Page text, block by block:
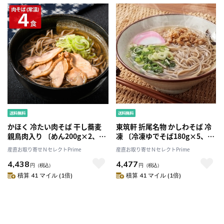
かほく 冷たい肉そば 干し蕎麦
親鳥肉入り 〔めん200g×2、た
れ180g×4〕
産直お取り寄せＮセレクトPrime
4,438 円 （税込）
積算 41 マイル (1倍)
東筑軒 折尾名物 かしわそば 冷
凍 〔冷凍ゆでそば180g×5、か
しわ肉20g×5、だし25ml×5〕
産直お取り寄せＮセレクトPrime
4,477 円 （税込）
積算 41 マイル (1倍)